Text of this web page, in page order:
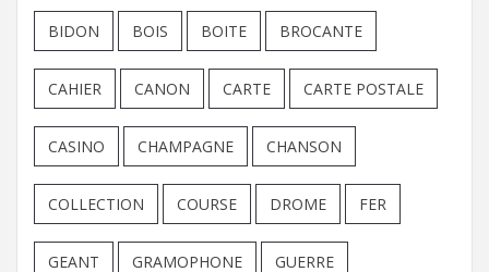
BIDON BOIS BOITE BROCANTE
CAHIER CANON CARTE CARTE POSTALE
CASINO CHAMPAGNE CHANSON
COLLECTION COURSE DROME FER
GEANT GRAMOPHONE GUERRE